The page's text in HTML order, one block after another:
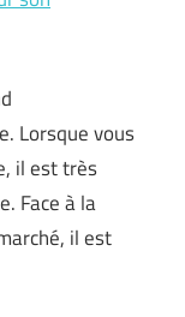
Lorsque vous
il est très
Face à la
il est